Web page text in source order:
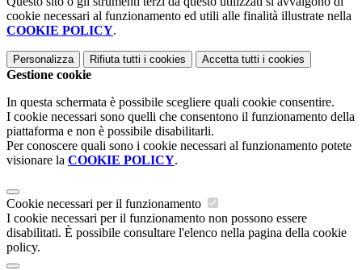
cookie necessari al funzionamento ed utili alle finalità illustrate nella
COOKIE POLICY.
Personalizza Rifiuta tutti i cookies Accetta tutti i cookies
Gestione cookie
In questa schermata è possibile scegliere quali cookie consentire.
I cookie necessari sono quelli che consentono il funzionamento della
piattaforma e non è possibile disabilitarli.
Per conoscere quali sono i cookie necessari al funzionamento potete
visionare la COOKIE POLICY.
Cookie necessari per il funzionamento
I cookie necessari per il funzionamento non possono essere
disabilitati. È possibile consultare l'elenco nella pagina della cookie
policy.